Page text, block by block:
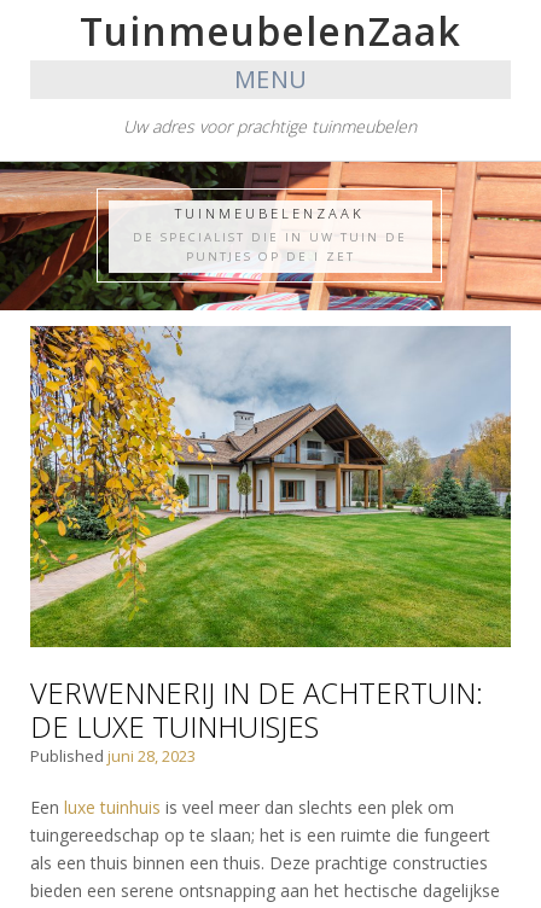
TuinmeubelenZaak
MENU
Uw adres voor prachtige tuinmeubelen
TUINMEUBELENZAAK
DE SPECIALIST DIE IN UW TUIN DE
PUNTJES OP DE I ZET
VERWENNERIJ IN DE ACHTERTUIN:
DE LUXE TUINHUISJES
Published juni 28, 2023
Een luxe tuinhuis is veel meer dan slechts een plek om
tuingereedschap op te slaan; het is een ruimte die fungeert
als een thuis binnen een thuis. Deze prachtige constructies
bieden een serene ontsnapping aan het hectische dagelijkse